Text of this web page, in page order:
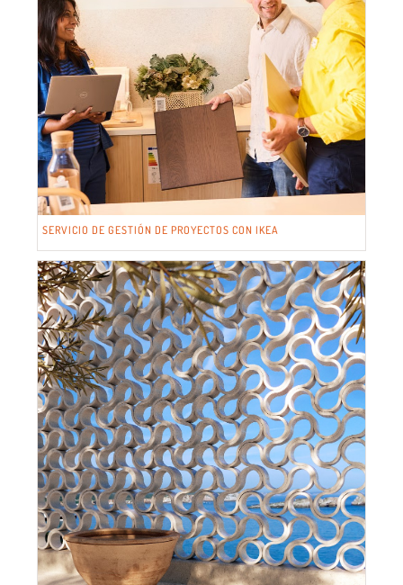
SERVICIO DE GESTIÓN DE PROYECTOS CON IKEA